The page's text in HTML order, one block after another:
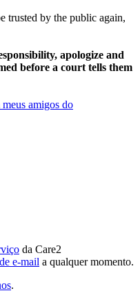
trusted by the public again,
apologize and
before a court tells them
amigos do
da Care2
e-mail a qualquer momento.
.